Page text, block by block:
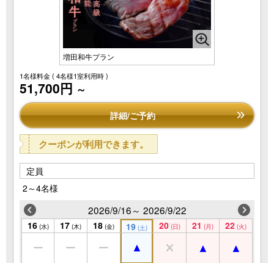
増田和牛プラン
1名様料金( 4名様1室利用時 )
51,700円 ～
詳細/ご予約
クーポンが利用できます。
定員
2～4名様
2026/9/16～ 2026/9/22
16 (水) 17 (木) 18 (金) 19 (土) 20 (日) 21 (月) 22 (火)